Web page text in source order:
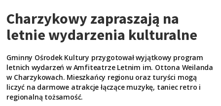
Charzykowy zapraszają na
letnie wydarzenia kulturalne
Gminny Ośrodek Kultury przygotował wyjątkowy program
letnich wydarzeń w Amfiteatrze Letnim im. Ottona Weilanda
w Charzykowach. Mieszkańcy regionu oraz turyści mogą
liczyć na darmowe atrakcje łączące muzykę, taniec retro i
regionalną tożsamość.